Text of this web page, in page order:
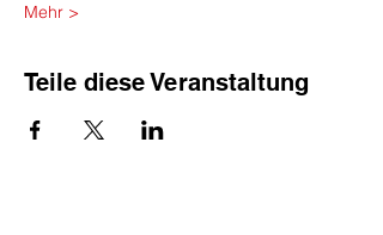
Mehr >
Teile diese Veranstaltung